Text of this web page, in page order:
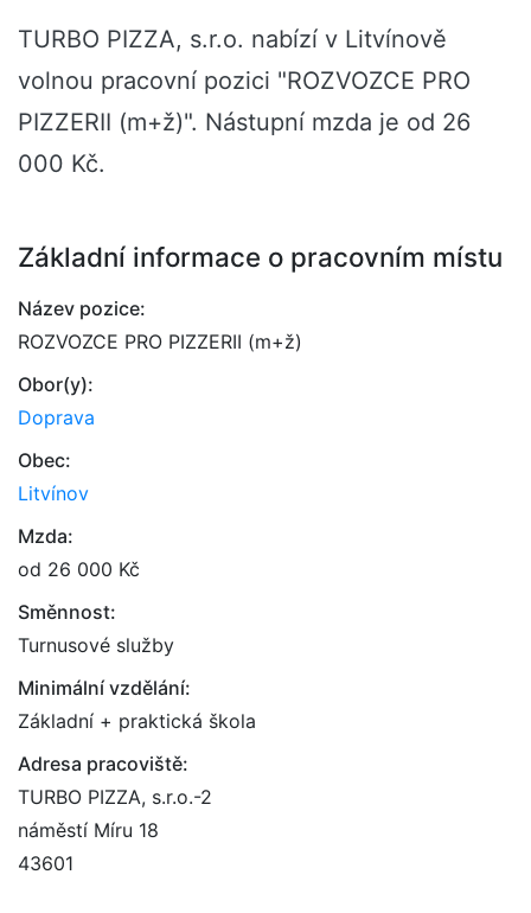
TURBO PIZZA, s.r.o. nabízí v Litvínově
volnou pracovní pozici "ROZVOZCE PRO
PIZZERII (m+ž)". Nástupní mzda je od 26
000 Kč.
Základní informace o pracovním místu
Název pozice:
ROZVOZCE PRO PIZZERII (m+ž)
Obor(y):
Doprava
Obec:
Litvínov
Mzda:
od 26 000 Kč
Směnnost:
Turnusové služby
Minimální vzdělání:
Základní + praktická škola
Adresa pracoviště:
TURBO PIZZA, s.r.o.-2
náměstí Míru 18
43601